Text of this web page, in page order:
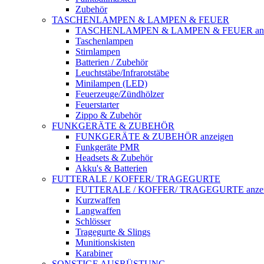
Zubehör
TASCHENLAMPEN & LAMPEN & FEUER
TASCHENLAMPEN & LAMPEN & FEUER
Taschenlampen
Stirnlampen
Batterien / Zubehör
Leuchtstäbe/Infrarotstäbe
Minilampen (LED)
Feuerzeuge/Zündhölzer
Feuerstarter
Zippo & Zubehör
FUNKGERÄTE & ZUBEHÖR
FUNKGERÄTE & ZUBEHÖR anzeigen
Funkgeräte PMR
Headsets & Zubehör
Akku's & Batterien
FUTTERALE / KOFFER/ TRAGEGURTE
FUTTERALE / KOFFER/ TRAGEGURTE
Kurzwaffen
Langwaffen
Schlösser
Tragegurte & Slings
Munitionskisten
Karabiner